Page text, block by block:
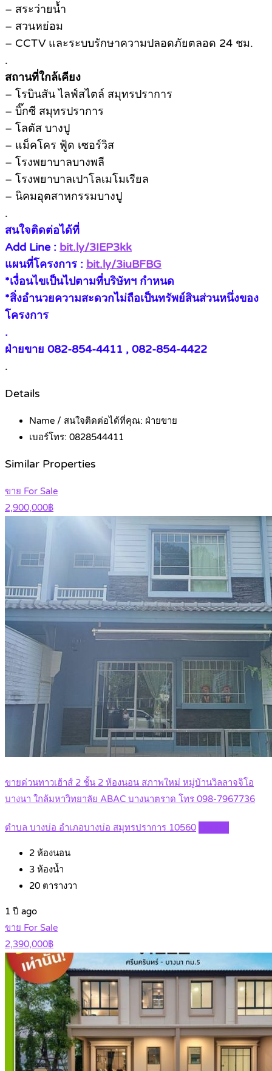
– สระว่ายน้ำ
– สวนหย่อม
– CCTV และระบบรักษาความปลอดภัยตลอด 24 ชม.
.
สถานที่ใกล้เคียง
– โรบินสัน ไลฟ์สไตล์ สมุทรปราการ
– บิ๊กซี สมุทรปราการ
– โลตัส บางปู
– แม็คโคร ฟู้ด เซอร์วิส
– โรงพยาบาลบางพลี
– โรงพยาบาลเปาโลเมโมเรียล
– นิคมอุตสาหกรรมบางปู
.
สนใจติดต่อได้ที่
Add Line : bit.ly/3IEP3kk
แผนที่โครงการ : bit.ly/3iuBFBG
*เงื่อนไขเป็นไปตามที่บริษัทฯ กำหนด
*สิ่งอำนวยความสะดวกไม่ถือเป็นทรัพย์สินส่วนหนึ่งของ
โครงการ
.
ฝ่ายขาย 082-854-4411 , 082-854-4422
.
Details
Name / สนใจติดต่อได้ที่คุณ: ฝ่ายขาย
เบอร์โทร: 0828544411
Similar Properties
ขาย For Sale
2,900,000฿
ขายด่วนทาวเฮ้าส์ 2 ชั้น 2 ห้องนอน สภาพใหม่ หมู่บ้านวิลลาจจิโอ
บางนา ใกล้มหาวิทยาลัย ABAC บางนาตราด โทร 098-7967736
ตำบล บางบ่อ อำเภอบางบ่อ สมุทรปราการ 10560
2 ห้องนอน
3 ห้องน้ำ
20 ตารางวา
1 ปี ago
ขาย For Sale
2,390,000฿